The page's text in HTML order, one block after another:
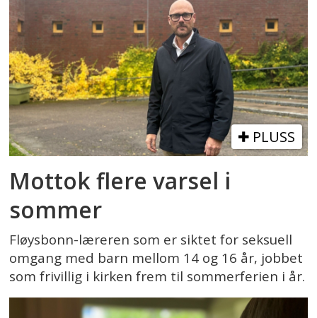
PLUSS
Mottok flere varsel i
sommer
Fløysbonn-læreren som er siktet for seksuell
omgang med barn mellom 14 og 16 år, jobbet
som frivillig i kirken frem til sommerferien i år.